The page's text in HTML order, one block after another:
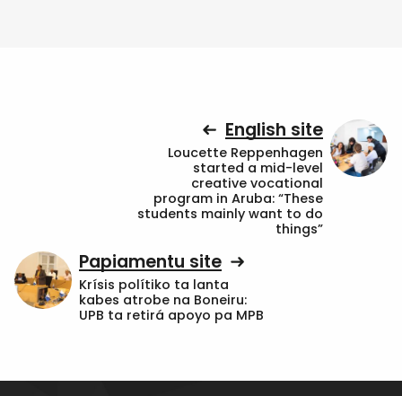
English site
Loucette Reppenhagen
started a mid-level
creative vocational
program in Aruba: “These
students mainly want to do
things”
Papiamentu site
Krísis polítiko ta lanta
kabes atrobe na Boneiru:
UPB ta retirá apoyo pa MPB